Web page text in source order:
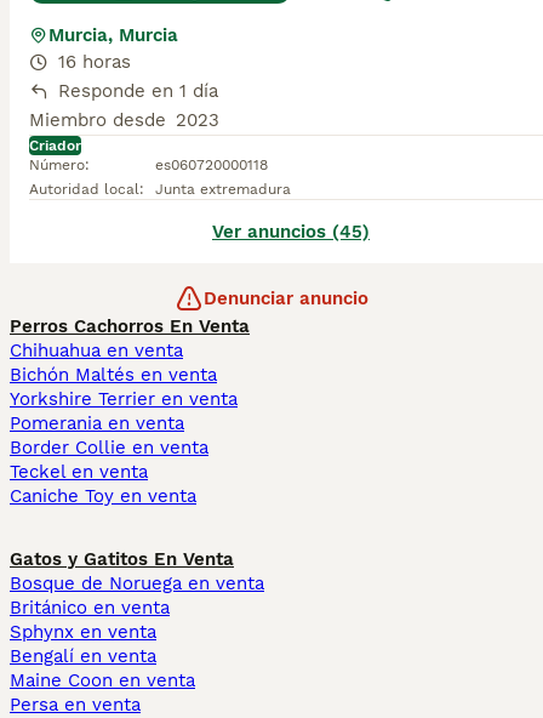
Murcia, Murcia
16 horas
Responde en 1 día
Miembro desde 2023
Criador
Número:
es060720000118
Autoridad local: Junta extremadura
Ver anuncios (45)
Denunciar anuncio
Perros Cachorros En Venta
Chihuahua en venta
Bichón Maltés en venta
Yorkshire Terrier en venta
Pomerania en venta
Border Collie en venta
Teckel en venta
Caniche Toy en venta
Gatos y Gatitos En Venta
Bosque de Noruega en venta
Británico en venta
Sphynx en venta
Bengalí en venta
Maine Coon en venta
Persa en venta